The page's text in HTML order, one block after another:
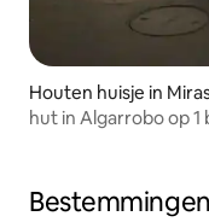
Houten huisje in
hut in Algarrobo op 1